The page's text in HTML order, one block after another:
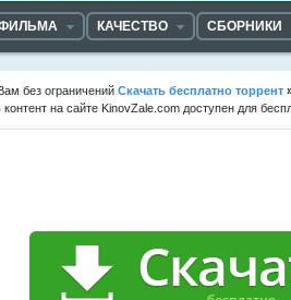
КАЧЕСТВО СБОРНИКИ
без ограничений Скачать бесплатно торрент
на сайте KinovZale.com доступен для